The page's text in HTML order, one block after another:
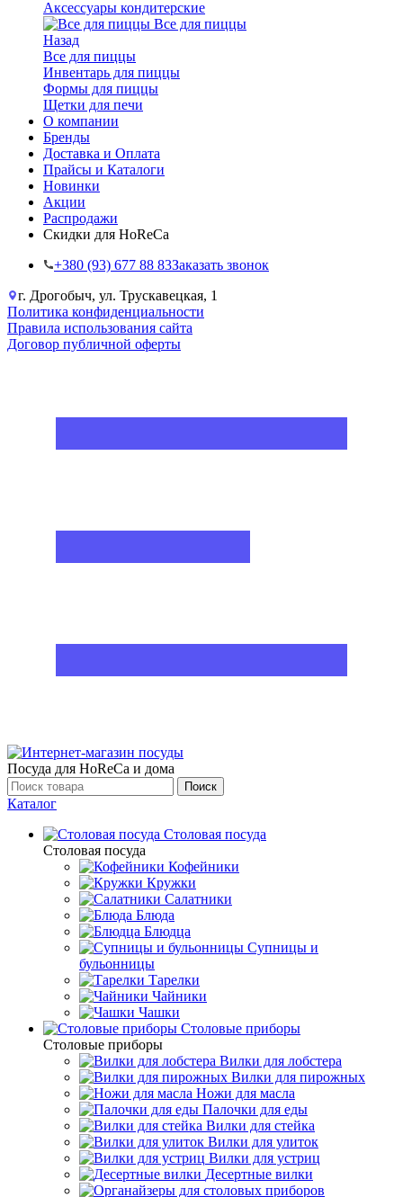
Аксессуары кондитерские
Все для пиццы
Назад
Все для пиццы
Инвентарь для пиццы
Формы для пиццы
Щетки для печи
О компании
Бренды
Доставка и Оплата
Прайсы и Каталоги
Новинки
Акции
Распродажи
Скидки для HoReCa
+38‎0 (93) 677 88 83Заказать звонок
г. Дрогобыч, ул. Трускавецкая, 1
Политика конфиденциальности
Правила использования сайта
Договор публичной оферты
Посуда для HoReCa и дома
Поиск
Каталог
Столовая посуда
Столовая посуда
Кофейники
Кружки
Салатники
Блюда
Блюдца
Супницы и
бульонницы
Тарелки
Чайники
Чашки
Cтоловые приборы
Cтоловые приборы
Вилки для лобстера
Вилки для пирожных
Ножи для масла
Палочки для еды
Вилки для стейка
Вилки для улиток
Вилки для устриц
Десертные вилки